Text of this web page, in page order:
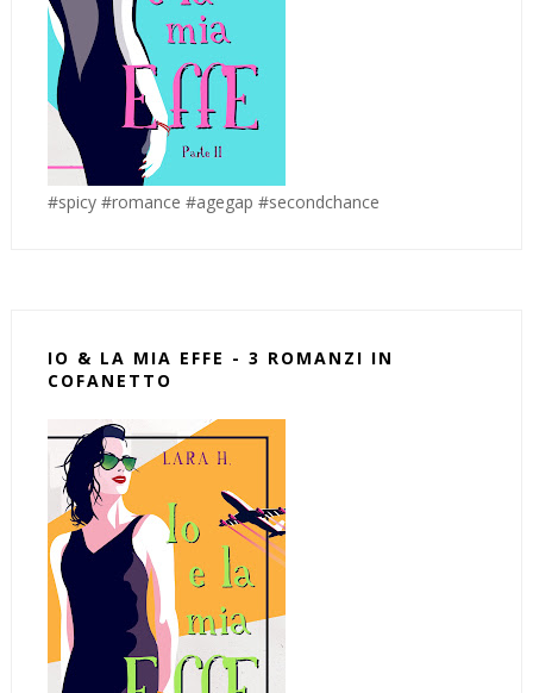
#spicy #romance #agegap #secondchance
IO & LA MIA EFFE - 3 ROMANZI IN
COFANETTO